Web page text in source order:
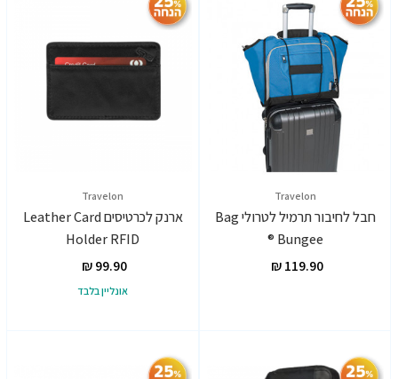
Travelon
חבל לחיבור תרמיל לטרולי Bag
Bungee ®
‏119.90 ₪
Travelon
ארנק לכרטיסים Leather Card
Holder RFID
אונליין בלבד